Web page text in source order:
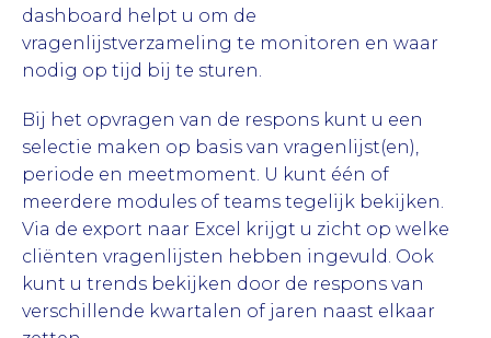
dashboard helpt u om de
vragenlijstverzameling te monitoren en waar
nodig op tijd bij te sturen.
Bij het opvragen van de respons kunt u een
selectie maken op basis van vragenlijst(en),
periode en meetmoment. U kunt één of
meerdere modules of teams tegelijk bekijken.
Via de export naar Excel krijgt u zicht op welke
cliënten vragenlijsten hebben ingevuld. Ook
kunt u trends bekijken door de respons van
verschillende kwartalen of jaren naast elkaar